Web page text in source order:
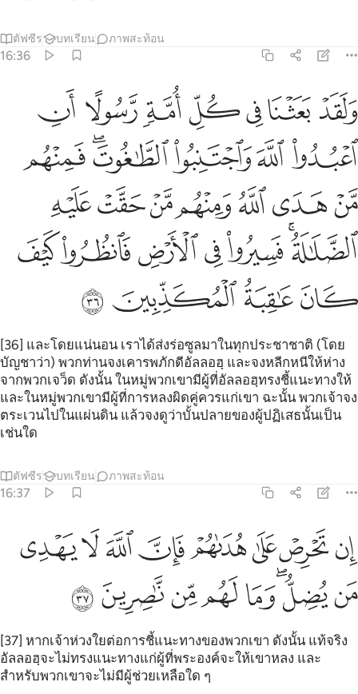
ตัฟซีร บทเรียน ภาพสะท้อน
16:36
ولقد بعثنا في كل امة رسولا ان اعبدوا الله واجتنبوا الطاغوت
وَلَقَدْ بَعَثْنَا فِى كُلِّ أُمَّةٍۢ رَّسُولًا أَنِ ٱعْبُدُوا۟ ٱللَّهَ
ﱤﱥﱦﱧﱨﱩ ﱪ
ﱫﱬﱭﱮﱯﱰ
ﱱﱲﱳﱴﱵﱶﱷ
ﱸﱹﱺﱻﱼﱽ ﱾ
ﱿﲀﲁﲂ
[36] และโดยแน่นอน เราได้ส่งร่อซูลมาในทุกประชาชาติ (โดย
บัญชาว่า) พวกท่านจงเคารพภักดีอัลลอฮฺ และจงหลีกหนีให้ห่าง
จากพวกเจว็ด ดังนั้น ในหมู่พวกเขามีผู้ที่อัลลอฮฺทรงชี้แนะทางให้
และในหมู่พวกเขามีผู้ที่การหลงผิดคู่ควรแก่เขา ฉะนั้น พวกเจ้าจง
ตระเวนไปในแผ่นดิน แล้วจงดูว่าบั้นปลายของผู้ปฏิเสธนั้นเป็น
เช่นใด
ตัฟซีร บทเรียน ภาพสะท้อน
16:37
ان تحرص على هداهم فان الله لا يهدي من يضل وما لهم من ناصرين ٣٧
إِن تَحْرِصْ عَلَىٰ هُدَىٰهُمْ فَإِنَّ ٱللَّهَ لَا يَهْدِى مَن يُضِلُّ ۖ وَمَا لَهُم مِّن نَّـٰصِرِينَ ٣٧
ﲃﲄﲅﲆﲇﲈﲉﲊ
ﲋﲌﲍﲎﲏﲐﲑﲒ
[37] หากเจ้าห่วงใยต่อการชี้แนะทางของพวกเขา ดังนั้น แท้จริง
อัลลอฮฺจะไม่ทรงแนะทางแก่ผู้ที่พระองค์จะให้เขาหลง และ
สำหรับพวกเขาจะไม่มีผู้ช่วยเหลือใด ๆ